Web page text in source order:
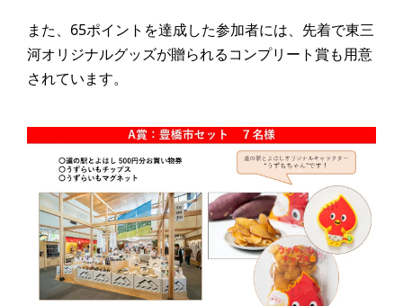
また、65ポイントを達成した参加者には、先着で東三
河オリジナルグッズが贈られるコンプリート賞も用意
されています。